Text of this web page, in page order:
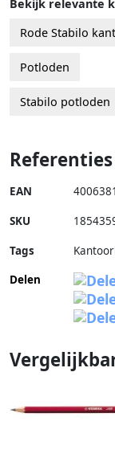
Bekijk relevante
Rode Stabilo
Potloden
Stabilo potloden
Referenties
EAN
SKU
Tags
Delen